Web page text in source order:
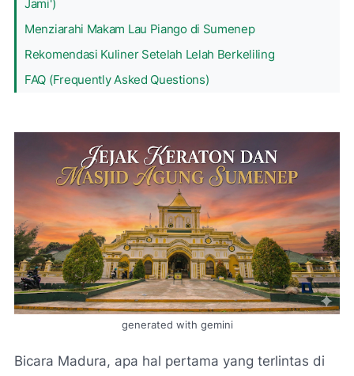
Jami')
Menziarahi Makam Lau Piango di Sumenep
Rekomendasi Kuliner Setelah Lelah Berkeliling
FAQ (Frequently Asked Questions)
generated with gemini
Bicara Madura, apa hal pertama yang terlintas di